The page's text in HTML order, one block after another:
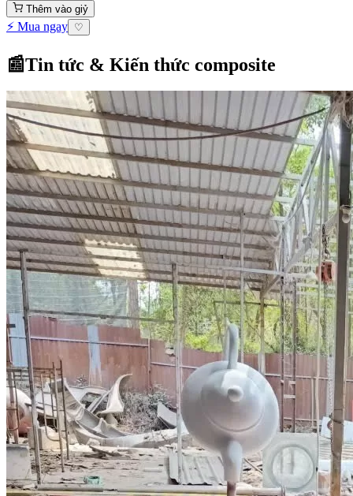
Thêm vào giỷ
⚡ Mua ngay ♡
📰Tin tức & Kiến thức composite